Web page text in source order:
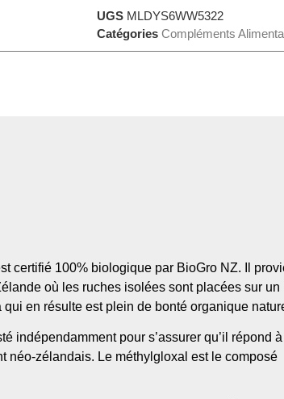
UGS MLDYS6WW5322
Catégories Compléments
certifié 100% biologique par BioGro NZ. Il
où les ruches isolées sont placées sur un
en résulte est plein de bonté organique
indépendamment pour s’assurer qu’il répond
néo-zélandais. Le méthylgloxal est le composé